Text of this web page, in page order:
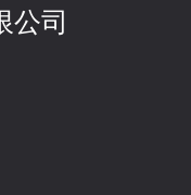
公司